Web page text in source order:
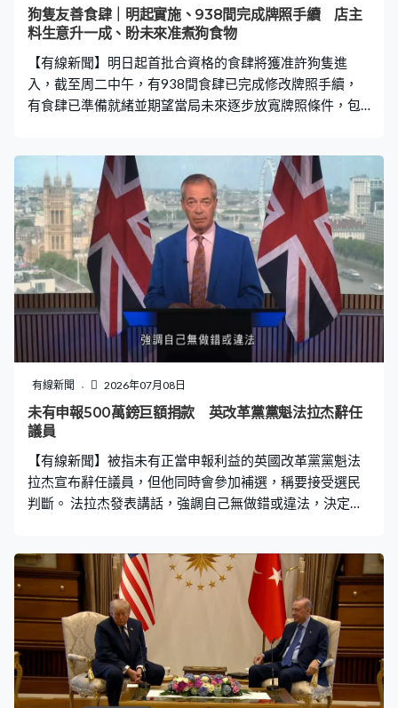
狗隻友善食肆｜明起實施、938間完成牌照手續 店主
料生意升一成、盼未來准煮狗食物
【有線新聞】明日起首批合資格的食肆將獲准許狗隻進
入，截至周二中午，有938間食肆已完成修改牌照手續，
有食肆已準備就緒並期望當局未來逐步放寬牌照條件，包
為首批容許狗隻進入的餐廳。一浪負責人陳先生：「（狗
隻）入不到室內主要是夏天時會比較熱、辛苦些，因為我
本身都養狗很多年，要找一間餐廳食飯、要坐得舒服的室
內地方，夏天其實比較困難。其實我覺得是一個很大突
破，對於香港來說，希望大環境是朝着對寵物愈來愈友善
的方向走，這個我們是很開心的。」 為平衡不同客人需
要，負責人分開了兩個區域，硬件已準備就緒，亦有向員
工提供指引及守則。陳先生：「因為寵物都需要的活動空
間要更大，所以我們會選擇較寬闊的區域，優先讓寵物使
用。那些清潔用品或者尿墊等其實很多一直都有用，但因
為範圍擴大了，所以會增加用量或者要多買一點。因為坊
間都有不同寵物友善清潔用品，會選擇一些比較可靠及適
合的。」 雖然犬隻不可以吃餐廳的食物，但這裡有售賣狗
說預計生意升幅不會很大，期望可上升半成至一成，亦
有線新聞 2026年07月08日
未有申報500萬鎊巨額捐款 英改革黨黨魁法拉杰辭任
議員
【有線新聞】被指未有正當申報利益的英國改革黨黨魁法
拉杰宣布辭任議員，但他同時會參加補選，稱要接受選民
判斷。 法拉杰發表講話，強調自己無做錯或違法，決定在
支。英國首相施紀賢批評法拉杰因陷入絕境才放手一搏。
法拉杰被指未有申報一筆來自改革黨金主的500萬英鎊巨
額捐款，近期面臨調查。法拉杰否認指控，稱自己遭到政
治打壓，並批評傳媒騷擾家人。